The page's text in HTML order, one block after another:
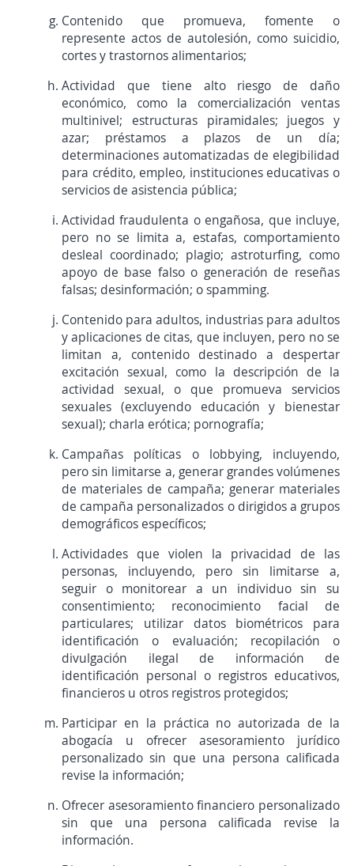
Contenido que promueva, fomente o
represente actos de autolesión, como suicidio,
cortes y trastornos alimentarios;
Actividad que tiene alto riesgo de daño
económico, como la comercialización ventas
multinivel; estructuras piramidales; juegos y
azar; préstamos a plazos de un día;
determinaciones automatizadas de elegibilidad
para crédito, empleo, instituciones educativas o
servicios de asistencia pública;
Actividad fraudulenta o engañosa, que incluye,
pero no se limita a, estafas, comportamiento
desleal coordinado; plagio; astroturfing, como
apoyo de base falso o generación de reseñas
falsas; desinformación; o spamming.
Contenido para adultos, industrias para adultos
y aplicaciones de citas, que incluyen, pero no se
limitan a, contenido destinado a despertar
excitación sexual, como la descripción de la
actividad sexual, o que promueva servicios
sexuales (excluyendo educación y bienestar
sexual); charla erótica; pornografía;
Campañas políticas o lobbying, incluyendo,
pero sin limitarse a, generar grandes volúmenes
de materiales de campaña; generar materiales
de campaña personalizados o dirigidos a grupos
demográficos específicos;
Actividades que violen la privacidad de las
personas, incluyendo, pero sin limitarse a,
seguir o monitorear a un individuo sin su
consentimiento; reconocimiento facial de
particulares; utilizar datos biométricos para
identificación o evaluación; recopilación o
divulgación ilegal de información de
identificación personal o registros educativos,
financieros u otros registros protegidos;
Participar en la práctica no autorizada de la
abogacía u ofrecer asesoramiento jurídico
personalizado sin que una persona calificada
revise la información;
Ofrecer asesoramiento financiero personalizado
sin que una persona calificada revise la
información.